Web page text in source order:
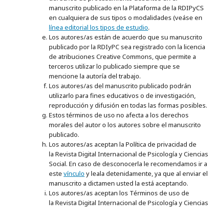
manuscrito publicado en la Plataforma de la RDIPyCS
en cualquiera de sus tipos o modalidades (veáse en
línea editorial los tipos de estudio.
Los autores/as están de acuerdo que su manuscrito
publicado por la RDIyPC sea registrado con la licencia
de atribuciones Creative Commons, que permite a
terceros utilizar lo publicado siempre que se
mencione la autoría del trabajo.
Los autores/as del manuscrito publicado podrán
utilizarlo para fines educativos o de investigación,
reproducción y difusión en todas las formas posibles.
Estos términos de uso no afecta a los derechos
morales del autor o los autores sobre el manuscrito
publicado.
Los autores/as aceptan la Política de privacidad de
la Revista Digital Internacional de Psicología y Ciencias
Social. En caso de desconocerla le recomendamos ir a
este vínculo y leala detenidamente, ya que al enviar el
manuscrito a dictamen usted la está aceptando.
Los autores/as aceptan los Términos de uso de
la Revista Digital Internacional de Psicología y Ciencias